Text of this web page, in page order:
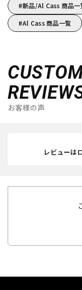
新品/Al Cass 商品一
Al Cass 商品一覧
お客様の声
レビューは